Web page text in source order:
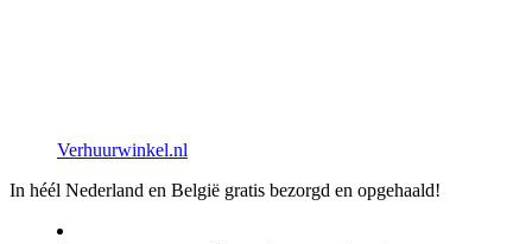
Verhuurwinkel.nl
In héél Nederland en België gratis bezorgd en opgehaald!